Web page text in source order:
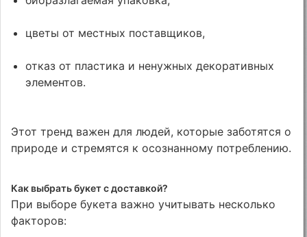
цветы от местных поставщиков,
отказ от пластика и ненужных декоративных
элементов.
Этот тренд важен для людей, которые заботятся о
природе и стремятся к осознанному потреблению.
Как выбрать букет с доставкой?
При выборе букета важно учитывать несколько
факторов: